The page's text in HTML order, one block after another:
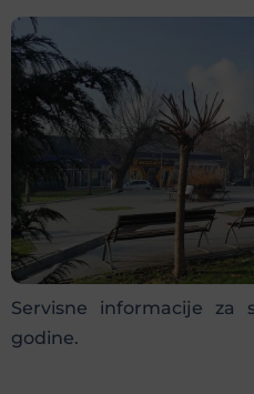
Servisne informacije za
godine.